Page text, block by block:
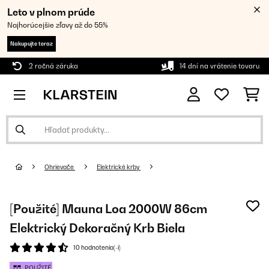
Leto v plnom prúde
Najhorúcejšie zľavy až do 55%
Nakupujte teraz
2 ročná záruka 14 dní na vrátenie tovaru
Ohrievače Elektrické krby
[Použité] Mauna Loa 2000W 86cm
Elektrický Dekoračný Krb Biela
10 hodnotenia(-í)